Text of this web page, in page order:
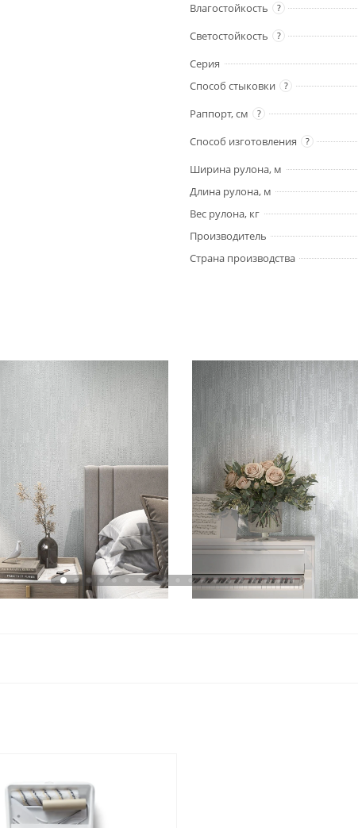
Влагостойкость
?
Светостойкость
?
Серия
Способ стыковки
?
Раппорт, см
?
Способ изготовления
?
Ширина рулона, м
Длина рулона, м
Вес рулона, кг
Производитель
Страна производства